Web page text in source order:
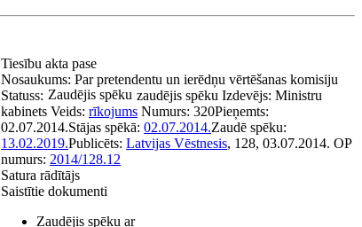
Tiesību akta pase
Nosaukums: Par pretendentu un ierēdņu vērtēšanas komisiju
Statuss: Zaudējis spēku zaudējis spēku Izdevējs: Ministru
kabinets Veids: rīkojums Numurs: 320Pieņemts:
02.07.2014.Stājas spēkā: 02.07.2014.Zaudē spēku:
13.02.2019.Publicēts: Latvijas Vēstnesis, 128, 03.07.2014. OP
numurs: 2014/128.12
Satura rādītājs
Saistītie dokumenti
Zaudējis spēku ar